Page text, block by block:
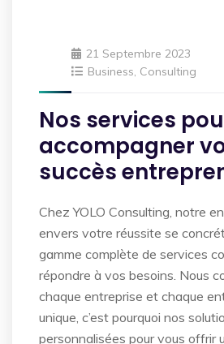
21 Septembre 2023
Business, Consulting
Nos services
accompagner
succès
Chez YOLO Consulting, notre
envers votre réussite se
gamme complète de services
répondre à vos besoins. Nous
chaque entreprise et chaque
unique, c’est pourquoi nos
personnalisées pour vous offrir